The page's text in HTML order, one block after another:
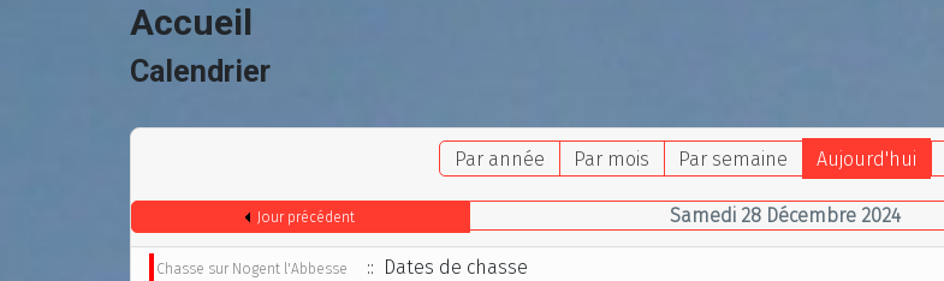
Accueil
Calendrier
Par année Par mois Par semaine Aujourd'hui
Jour précédent Samedi 28 Décembre 2024
Chasse sur Nogent l'Abbesse :: Dates de chasse